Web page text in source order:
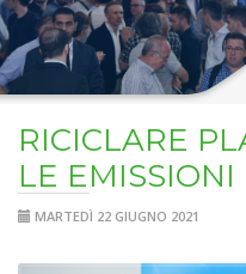
RICICLARE
LE
MARTEDÌ 22 GIUGNO 2021